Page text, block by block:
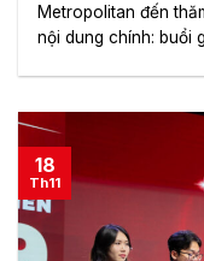
Metropolitan đến
nội dung chính: buổi
18
Th11